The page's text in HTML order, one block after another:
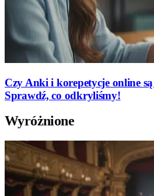
Czy Anki i korepetycje online
Sprawdź, co odkryliśmy!
Wyróżnione